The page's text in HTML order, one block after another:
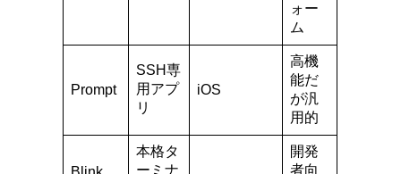
ォー
ム
Prompt
SSH専
用アプ
リ
iOS
高機
能だ
が汎
用的
本格タ
ーミナ
開発
者向